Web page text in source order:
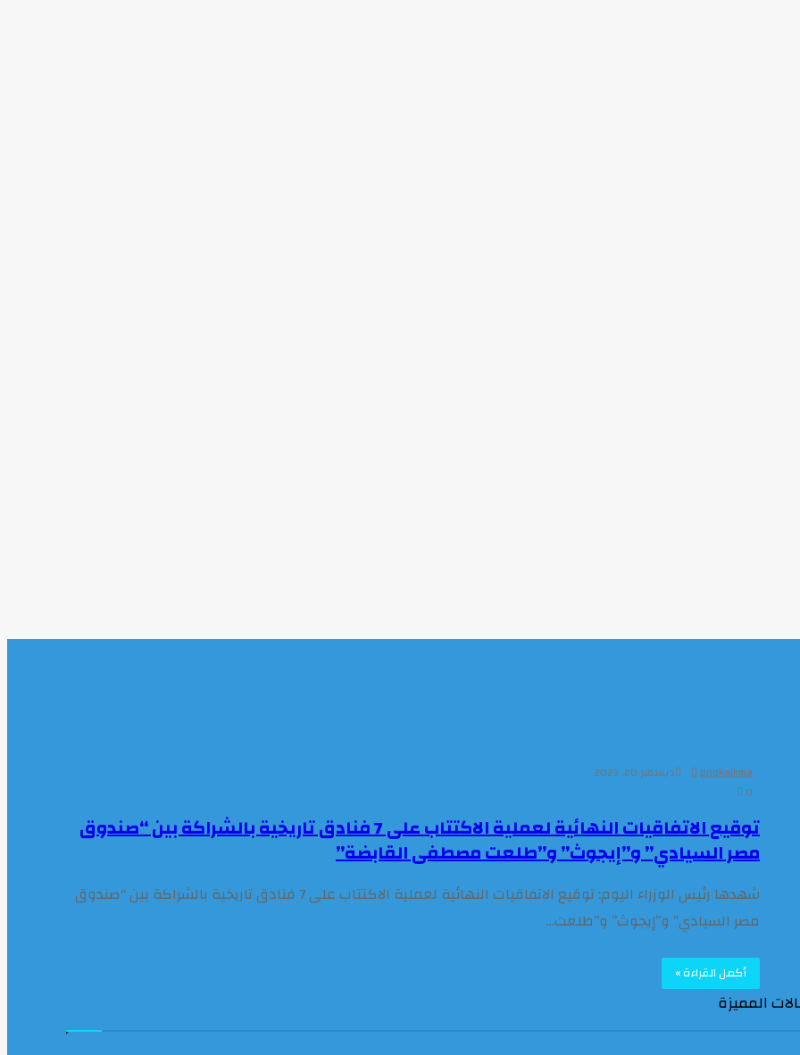
bnokalkma
ديسمبر 20, 2023
0
توقيع الاتفاقيات النهائية لعملية الاكتتاب على 7 فنادق تاريخية بالشراكة بين “صندوق
مصر السيادي” و”إيجوث” و”طلعت مصطفى القابضة”
شهدها رئيس الوزراء اليوم: توقيع الاتفاقيات النهائية لعملية الاكتتاب على 7 فنادق تاريخية بالشراكة بين “صندوق
مصر السيادي” و”إيجوث” و”طلعت…
أكمل القراءة »
المميزة